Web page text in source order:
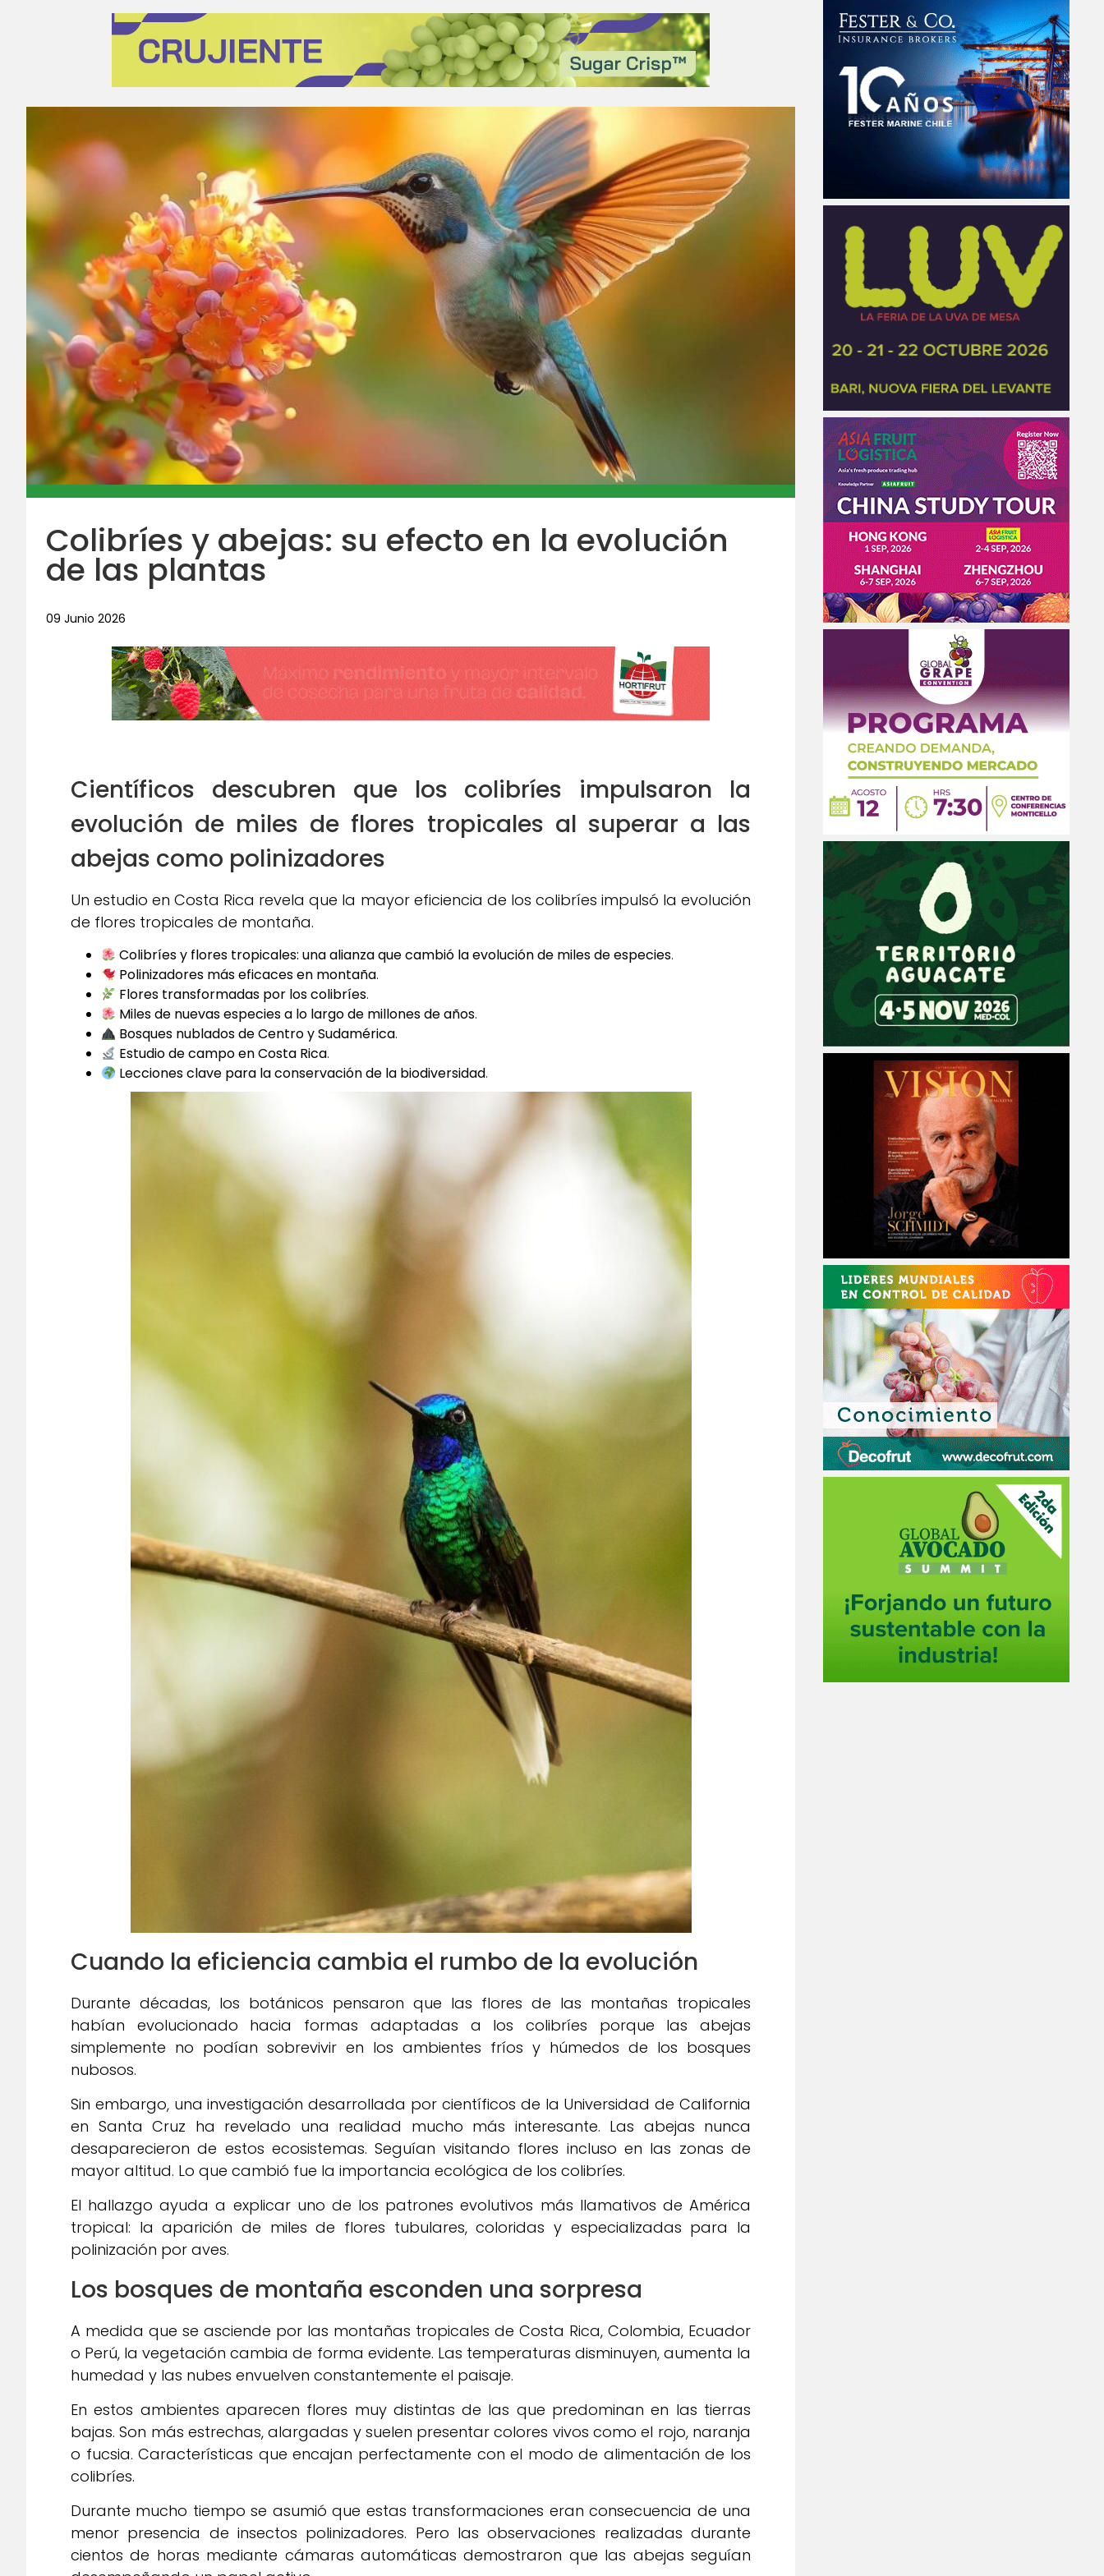
Colibríes y abejas: su efecto en la evolución
de las plantas
09 Junio 2026
Científicos descubren que los colibríes impulsaron la
evolución de miles de flores tropicales al superar a las
abejas como polinizadores
Un estudio en Costa Rica revela que la mayor eficiencia de los colibríes impulsó la evolución
de flores tropicales de montaña.
Colibríes y flores tropicales: una alianza que cambió la evolución de miles de especies.
Polinizadores más eficaces en montaña.
Flores transformadas por los colibríes.
Miles de nuevas especies a lo largo de millones de años.
Bosques nublados de Centro y Sudamérica.
Estudio de campo en Costa Rica.
Lecciones clave para la conservación de la biodiversidad.
Cuando la eficiencia cambia el rumbo de la evolución
Durante décadas, los botánicos pensaron que las flores de las montañas tropicales
habían evolucionado hacia formas adaptadas a los colibríes porque las abejas
simplemente no podían sobrevivir en los ambientes fríos y húmedos de los bosques
nubosos.
Sin embargo, una investigación desarrollada por científicos de la Universidad de California
en Santa Cruz ha revelado una realidad mucho más interesante. Las abejas nunca
desaparecieron de estos ecosistemas. Seguían visitando flores incluso en las zonas de
mayor altitud. Lo que cambió fue la importancia ecológica de los colibríes.
El hallazgo ayuda a explicar uno de los patrones evolutivos más llamativos de América
tropical: la aparición de miles de flores tubulares, coloridas y especializadas para la
polinización por aves.
Los bosques de montaña esconden una sorpresa
A medida que se asciende por las montañas tropicales de Costa Rica, Colombia, Ecuador
o Perú, la vegetación cambia de forma evidente. Las temperaturas disminuyen, aumenta la
humedad y las nubes envuelven constantemente el paisaje.
En estos ambientes aparecen flores muy distintas de las que predominan en las tierras
bajas. Son más estrechas, alargadas y suelen presentar colores vivos como el rojo, naranja
o fucsia. Características que encajan perfectamente con el modo de alimentación de los
colibríes.
Durante mucho tiempo se asumió que estas transformaciones eran consecuencia de una
menor presencia de insectos polinizadores. Pero las observaciones realizadas durante
cientos de horas mediante cámaras automáticas demostraron que las abejas seguían